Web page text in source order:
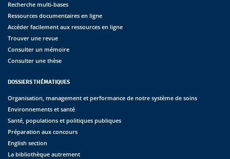
Recherche multi-bases
Ressources documentaires en ligne
Accéder facilement aux ressources en ligne
Trouver une revue
Consulter un mémoire
Consulter une thèse
DOSSIERS THÉMATIQUES
Organisation, management et performance de notre système de soins
Environnements et santé
Santé, populations et politiques publiques
Préparation aux concours
English section
La bibliothèque autrement